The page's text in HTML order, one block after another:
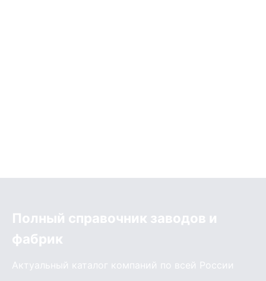
Полный справочник заводов и
фабрик
Актуальный каталог компаний по всей России